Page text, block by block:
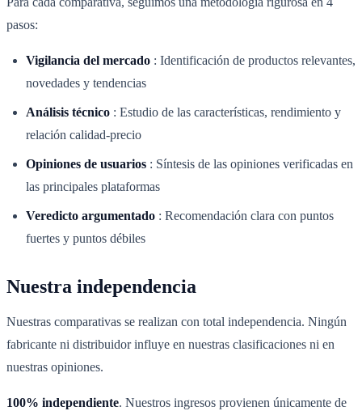
pasos:
Vigilancia del mercado : Identificación de productos relevantes,
novedades y tendencias
Análisis técnico : Estudio de las características, rendimiento y
relación calidad-precio
Opiniones de usuarios : Síntesis de las opiniones verificadas en
las principales plataformas
Veredicto argumentado : Recomendación clara con puntos
fuertes y puntos débiles
Nuestra independencia
Nuestras comparativas se realizan con total independencia. Ningún
fabricante ni distribuidor influye en nuestras clasificaciones ni en
nuestras opiniones.
100% independiente. Nuestros ingresos provienen únicamente de